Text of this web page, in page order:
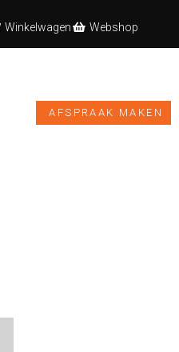
Winkelwagen Webshop
AFSPRAAK MAKEN